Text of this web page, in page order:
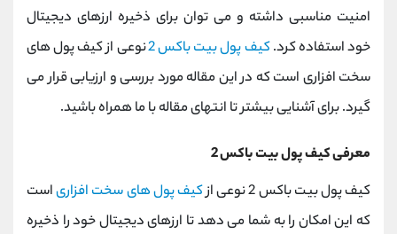
امنیت مناسبی داشته و می توان برای ذخیره ارزهای دیجیتال
خود استفاده کرد.کیف پول بیت باکس 2 نوعی از کیف پول های
سخت افزاری است که در این مقاله مورد بررسی و ارزیابی قرار می
گیرد. برای آشنایی بیشتر تا انتهای مقاله با ما همراه باشید.
معرفی کیف پول بیت باکس 2
کیف پول بیت باکس 2 نوعی از
کیف پول های سخت افزاریاست
که این امکان را به شما می دهد تا ارزهای دیجیتال خود را ذخیره